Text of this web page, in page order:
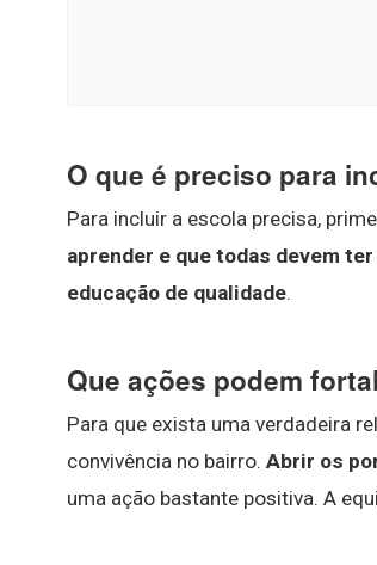
O que é preciso para
Para incluir a escola precisa,
aprender e que todas devem
educação de qualidade.
Que ações podem
Para que exista uma verdadeira
convivência no bairro. Abrir os
uma ação bastante positiva. A